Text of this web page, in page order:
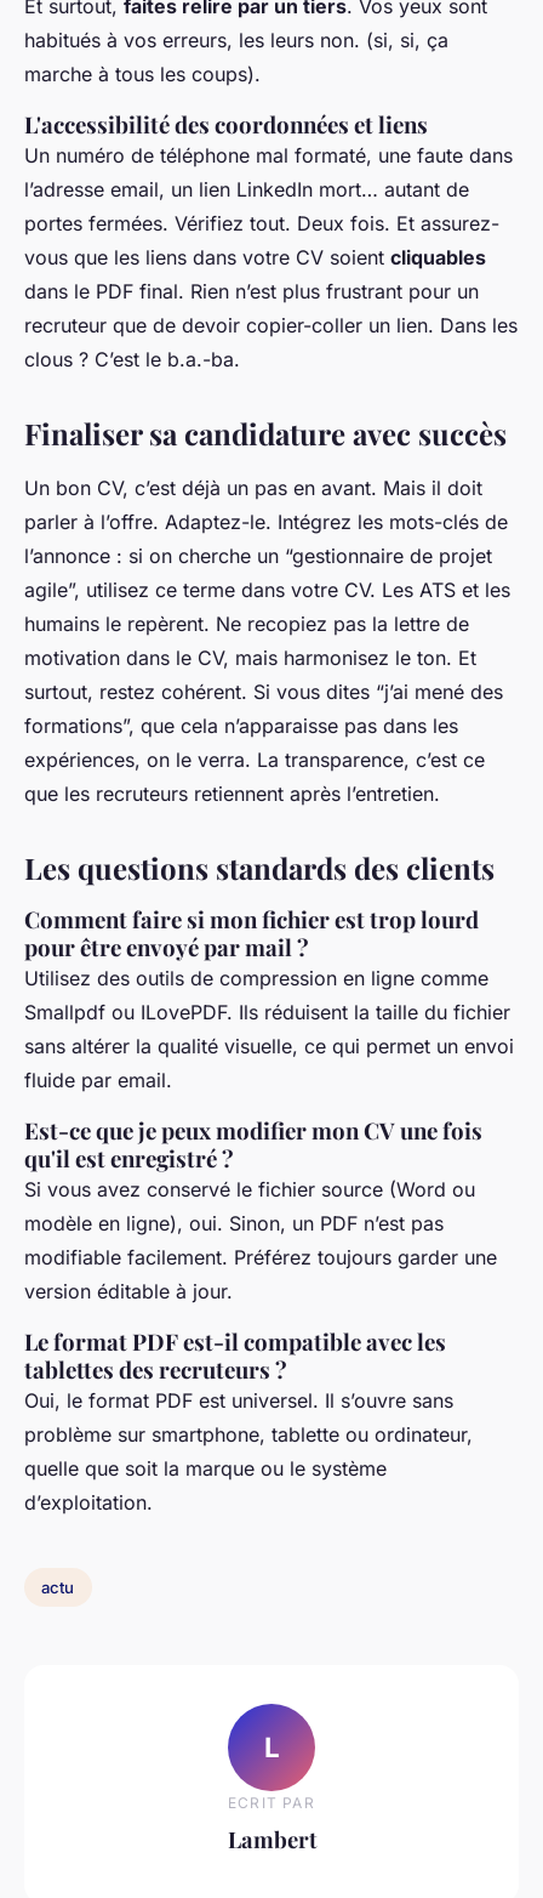
Et surtout, faites relire par un tiers. Vos yeux sont
habitués à vos erreurs, les leurs non. (si, si, ça
marche à tous les coups).
L'accessibilité des coordonnées et liens
Un numéro de téléphone mal formaté, une faute dans
l’adresse email, un lien LinkedIn mort… autant de
portes fermées. Vérifiez tout. Deux fois. Et assurez-
vous que les liens dans votre CV soient cliquables
dans le PDF final. Rien n’est plus frustrant pour un
recruteur que de devoir copier-coller un lien. Dans les
clous ? C’est le b.a.-ba.
Finaliser sa candidature avec succès
Un bon CV, c’est déjà un pas en avant. Mais il doit
parler à l’offre. Adaptez-le. Intégrez les mots-clés de
l’annonce : si on cherche un “gestionnaire de projet
agile”, utilisez ce terme dans votre CV. Les ATS et les
humains le repèrent. Ne recopiez pas la lettre de
motivation dans le CV, mais harmonisez le ton. Et
surtout, restez cohérent. Si vous dites “j’ai mené des
formations”, que cela n’apparaisse pas dans les
expériences, on le verra. La transparence, c’est ce
que les recruteurs retiennent après l’entretien.
Les questions standards des clients
Comment faire si mon fichier est trop lourd
pour être envoyé par mail ?
Utilisez des outils de compression en ligne comme
Smallpdf ou ILovePDF. Ils réduisent la taille du fichier
sans altérer la qualité visuelle, ce qui permet un envoi
fluide par email.
Est-ce que je peux modifier mon CV une fois
qu'il est enregistré ?
Si vous avez conservé le fichier source (Word ou
modèle en ligne), oui. Sinon, un PDF n’est pas
modifiable facilement. Préférez toujours garder une
version éditable à jour.
Le format PDF est-il compatible avec les
tablettes des recruteurs ?
Oui, le format PDF est universel. Il s’ouvre sans
problème sur smartphone, tablette ou ordinateur,
quelle que soit la marque ou le système
d’exploitation.
actu
L
ECRIT PAR
Lambert